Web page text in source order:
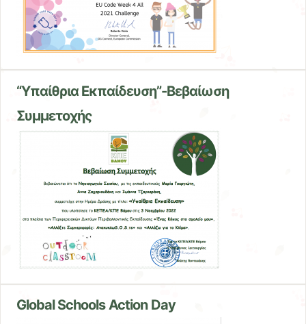
“Υπαίθρια Εκπαίδευση”-Βεβαίωση
Συμμετοχής
Global Schools Action Day